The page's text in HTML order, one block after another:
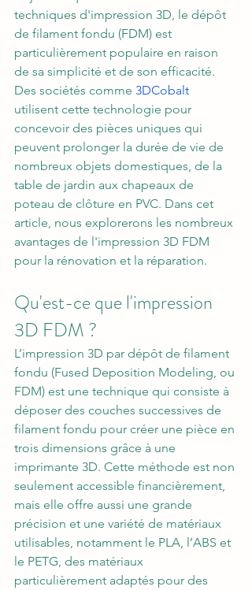
techniques d'impression 3D, le dépôt
de filament fondu (FDM) est
particulièrement populaire en raison
de sa simplicité et de son efficacité.
Des sociétés comme 3DCobalt
utilisent cette technologie pour
concevoir des pièces uniques qui
peuvent prolonger la durée de vie de
nombreux objets domestiques, de la
table de jardin aux chapeaux de
poteau de clôture en PVC. Dans cet
article, nous explorerons les nombreux
avantages de l'impression 3D FDM
pour la rénovation et la réparation.
Qu'est-ce que l'impression
3D FDM ?
L’impression 3D par dépôt de filament
fondu (Fused Deposition Modeling, ou
FDM) est une technique qui consiste à
déposer des couches successives de
filament fondu pour créer une pièce en
trois dimensions grâce à une
imprimante 3D. Cette méthode est non
seulement accessible financièrement,
mais elle offre aussi une grande
précision et une variété de matériaux
utilisables, notamment le PLA, l’ABS et
le PETG, des matériaux
particulièrement adaptés pour des